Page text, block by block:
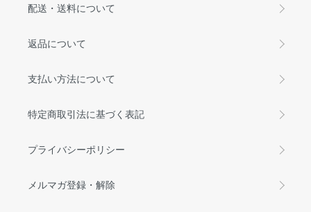
配送・送料について
返品について
支払い方法について
特定商取引法に基づく表記
プライバシーポリシー
メルマガ登録・解除